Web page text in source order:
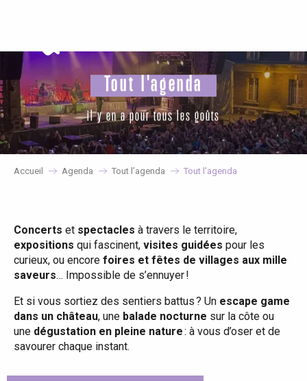
principal
Tout l'agenda
il y en a pour tous les goûts
Accueil Agenda Tout l’agenda Tout l’agenda
Concerts et spectacles à travers le territoire,
expositions qui fascinent, visites guidées pour les
curieux, ou encore foires et fêtes de villages aux mille
saveurs… Impossible de s’ennuyer !
Et si vous sortiez des sentiers battus ? Un escape game
dans un château, une balade nocturne sur la côte ou
une dégustation en pleine nature: à vous d’oser et de
savourer chaque instant.